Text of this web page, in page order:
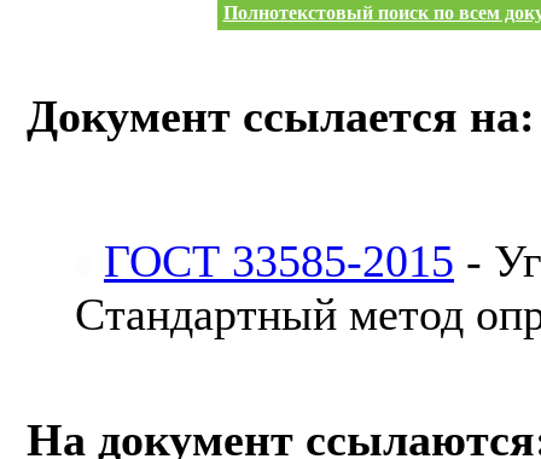
Полнотекстовый поиск по всем
Документ ссылается на:
ГОСТ 33585-2015 -
Стандартный метод
На документ